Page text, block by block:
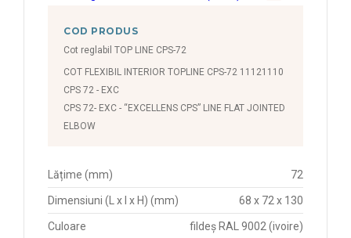
COD PRODUS
Cot reglabil TOP LINE CPS-72
COT FLEXIBIL INTERIOR TOPLINE CPS-72 11121110
CPS 72 - EXC
CPS 72- EXC - “EXCELLENS CPS” LINE FLAT JOINTED
ELBOW
Lățime (mm) 72
Dimensiuni (L x l x H) (mm) 68 x 72 x 130
Culoare
fildeș RAL 9002 (ivoire)